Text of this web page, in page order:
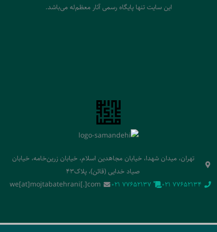
این سایت تنها پایگاه رسمی آثار معظم‌له می‌باشد.
تهران، میدان شهدا، خیابان مجاهدین اسلام، خیابان زرین‌خامه، خیابان
صیاد خدایی (قائن)، پلاک43
‭021 77652134‬
‭021 77652137‬
we[at]mojtabatehrani[.]com